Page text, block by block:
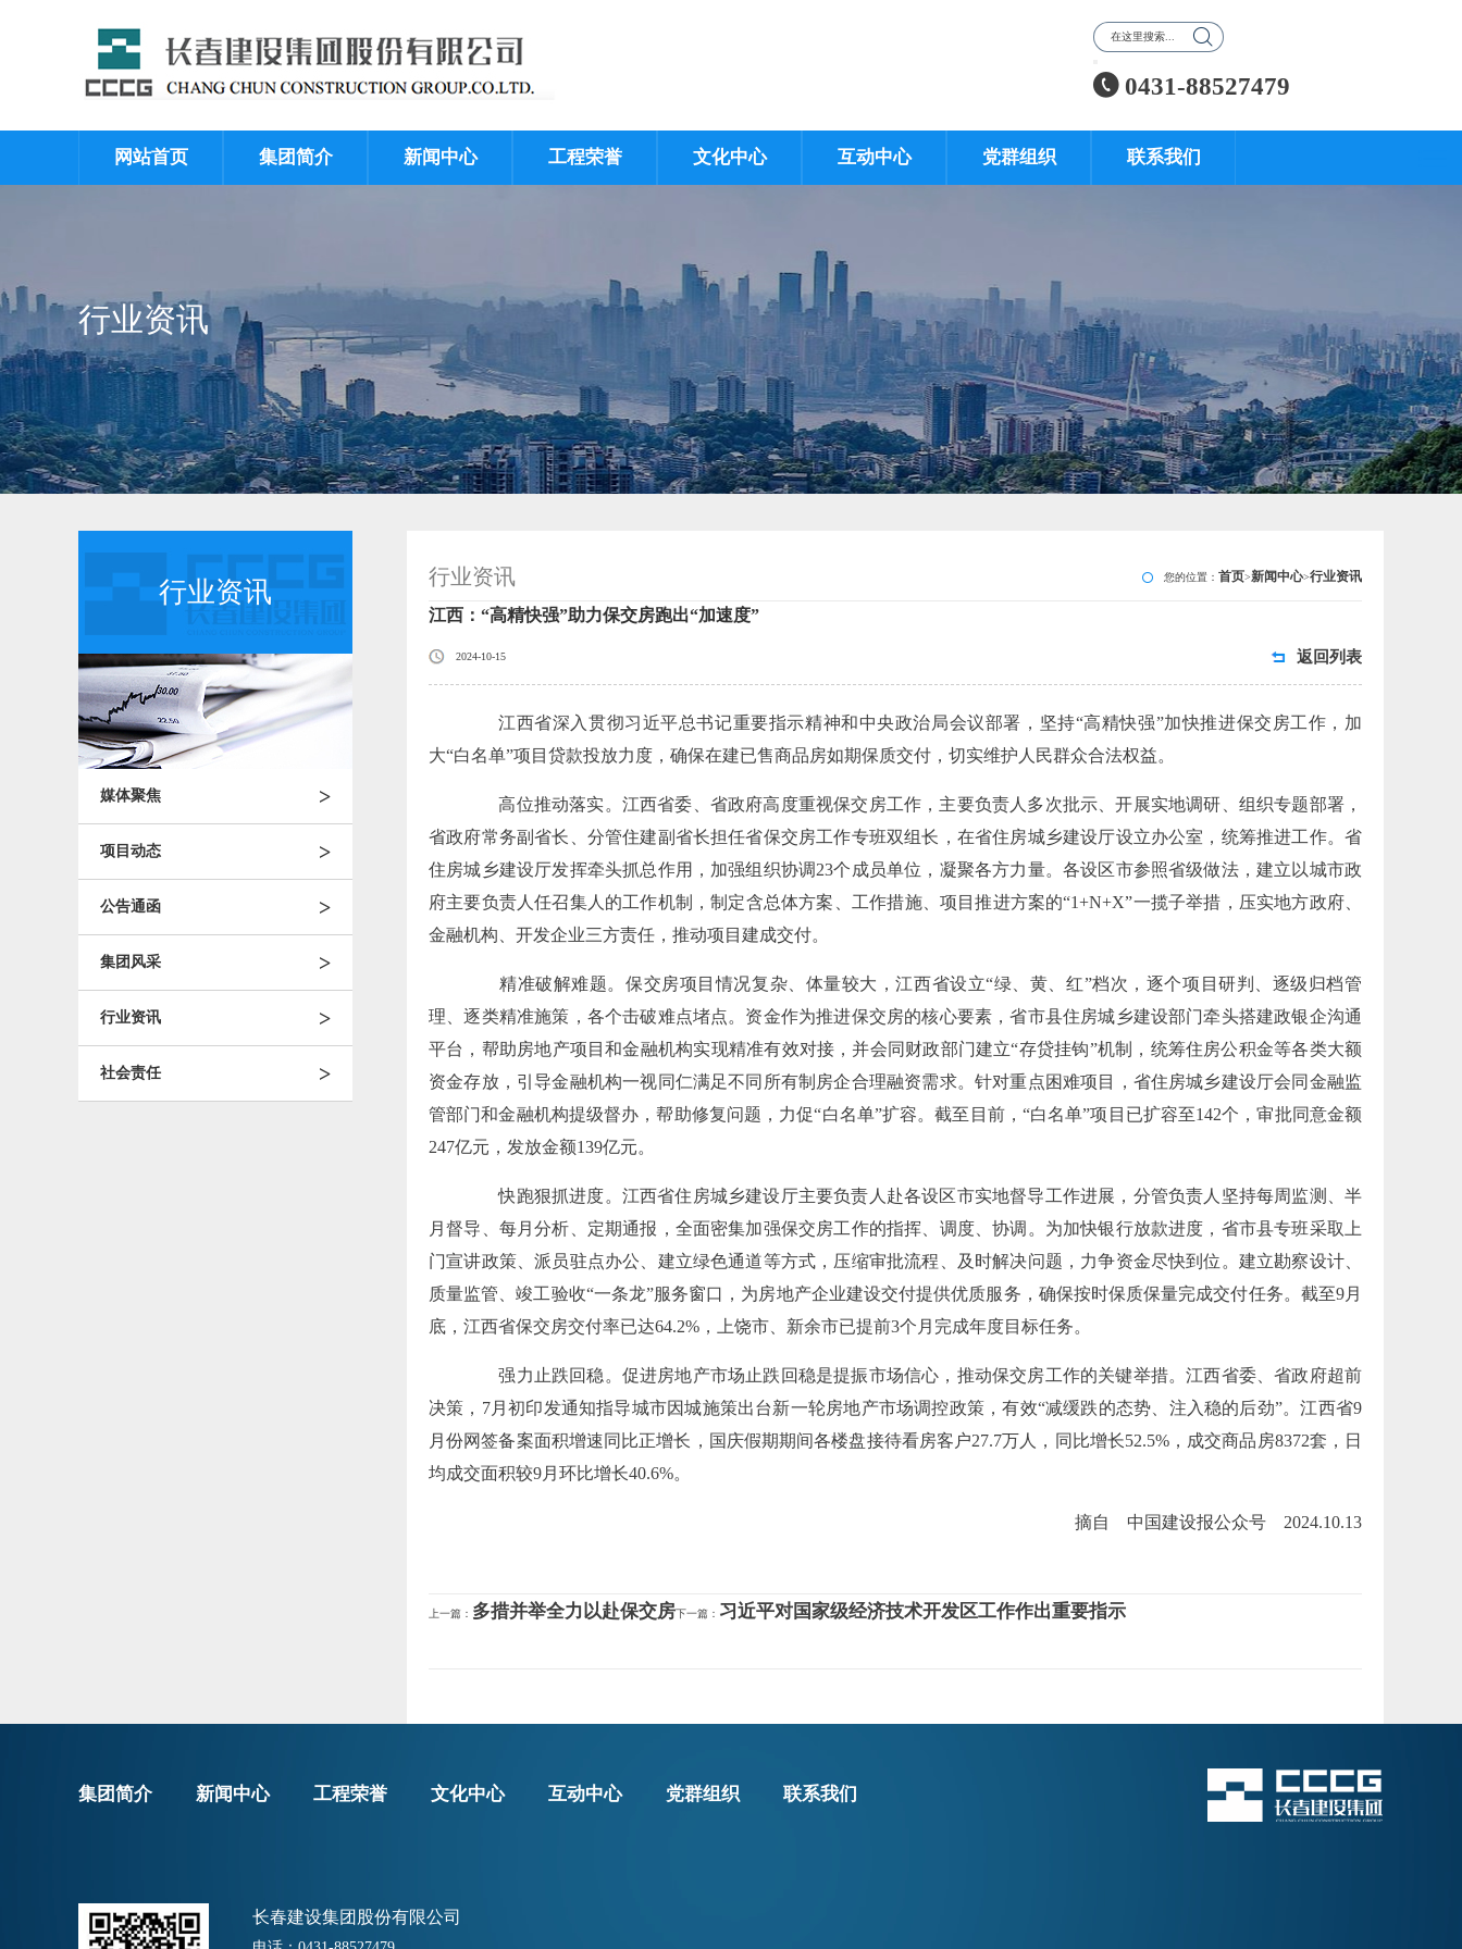

0431-88527479
网站首页 集团简介 新闻中心 工程荣誉 文化中心 互动中心 党群组织 联系我们
行业资讯
行业资讯
媒体聚焦 >
项目动态 >
公告通函 >
集团风采 >
行业资讯 >
社会责任 >
行业资讯 您的位置： 首页>新闻中心>行业资讯
江西：“高精快强”助力保交房跑出“加速度”
2024-10-15 返回列表
江西省深入贯彻习近平总书记重要指示精神和中央政治局会议部署，坚持“高精快强”加快推进保交房工作，加
大“白名单”项目贷款投放力度，确保在建已售商品房如期保质交付，切实维护人民群众合法权益。
高位推动落实。江西省委、省政府高度重视保交房工作，主要负责人多次批示、开展实地调研、组织专题部署，
省政府常务副省长、分管住建副省长担任省保交房工作专班双组长，在省住房城乡建设厅设立办公室，统筹推进工作。省
住房城乡建设厅发挥牵头抓总作用，加强组织协调23个成员单位，凝聚各方力量。各设区市参照省级做法，建立以城市政
府主要负责人任召集人的工作机制，制定含总体方案、工作措施、项目推进方案的“1+N+X”一揽子举措，压实地方政府、
金融机构、开发企业三方责任，推动项目建成交付。
精准破解难题。保交房项目情况复杂、体量较大，江西省设立“绿、黄、红”档次，逐个项目研判、逐级归档管
理、逐类精准施策，各个击破难点堵点。资金作为推进保交房的核心要素，省市县住房城乡建设部门牵头搭建政银企沟通
平台，帮助房地产项目和金融机构实现精准有效对接，并会同财政部门建立“存贷挂钩”机制，统筹住房公积金等各类大额
资金存放，引导金融机构一视同仁满足不同所有制房企合理融资需求。针对重点困难项目，省住房城乡建设厅会同金融监
管部门和金融机构提级督办，帮助修复问题，力促“白名单”扩容。截至目前，“白名单”项目已扩容至142个，审批同意金额
247亿元，发放金额139亿元。
快跑狠抓进度。江西省住房城乡建设厅主要负责人赴各设区市实地督导工作进展，分管负责人坚持每周监测、半
月督导、每月分析、定期通报，全面密集加强保交房工作的指挥、调度、协调。为加快银行放款进度，省市县专班采取上
门宣讲政策、派员驻点办公、建立绿色通道等方式，压缩审批流程、及时解决问题，力争资金尽快到位。建立勘察设计、
质量监管、竣工验收“一条龙”服务窗口，为房地产企业建设交付提供优质服务，确保按时保质保量完成交付任务。截至9月
底，江西省保交房交付率已达64.2%，上饶市、新余市已提前3个月完成年度目标任务。
强力止跌回稳。促进房地产市场止跌回稳是提振市场信心，推动保交房工作的关键举措。江西省委、省政府超前
决策，7月初印发通知指导城市因城施策出台新一轮房地产市场调控政策，有效“减缓跌的态势、注入稳的后劲”。江西省9
月份网签备案面积增速同比正增长，国庆假期期间各楼盘接待看房客户27.7万人，同比增长52.5%，成交商品房8372套，日
均成交面积较9月环比增长40.6%。
摘自 中国建设报公众号 2024.10.13
上一篇： 多措并举全力以赴保交房下一篇： 习近平对国家级经济技术开发区工作作出重要指示
集团简介 新闻中心 工程荣誉 文化中心 互动中心 党群组织 联系我们
长春建设集团股份有限公司